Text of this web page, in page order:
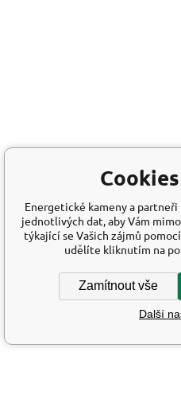
Cookies
Energetické kameny a
jednotlivých dat, aby Vám
týkající se Vašich zájmů
udělíte kliknutím na
Zamítnout vše
Další